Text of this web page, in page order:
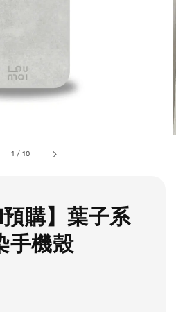
1 /10
購】葉子系
手機殼